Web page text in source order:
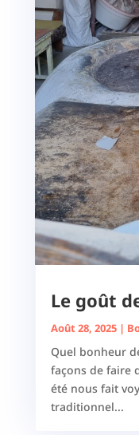
Le goût
Août 28, 2025|
Quel bonheur
façons de faire
été nous fait
traditionnel...